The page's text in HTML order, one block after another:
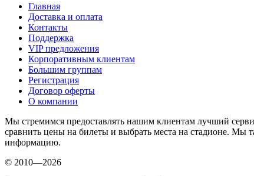
Главная
Доставка и оплата
Контакты
Поддержка
VIP предложения
Корпоративным клиентам
Большим группам
Регистрация
Договор оферты
О компании
Мы стремимся предоставлять нашим клиентам лучший
сравнить цены на билеты и выбрать места на стадионе.
информацию.
© 2010—2026